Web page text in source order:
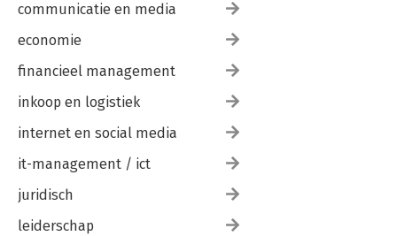
communicatie en media
economie
financieel management
inkoop en logistiek
internet en social media
it-management / ict
juridisch
leiderschap